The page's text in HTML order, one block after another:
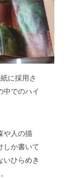
に採用さ
中でのハイ
や人の描
しか書いて
いひらめき